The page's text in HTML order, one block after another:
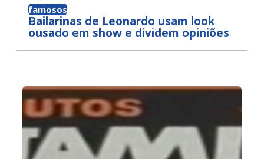
famosos
Bailarinas de Leonardo usam look
ousado em show e dividem opiniões